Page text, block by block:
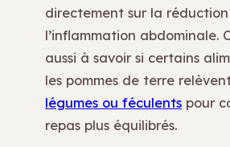
directement sur la
l’inflammation abdominale.
aussi à savoir si certains
les pommes de terre
légumes ou féculents pour
repas plus équilibrés.